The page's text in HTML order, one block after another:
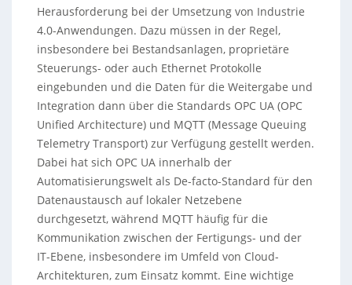
Herausforderung bei der Umsetzung von Industrie
4.0-Anwendungen. Dazu müssen in der Regel,
insbesondere bei Bestandsanlagen, proprietäre
Steuerungs- oder auch Ethernet Protokolle
eingebunden und die Daten für die Weitergabe und
Integration dann über die Standards OPC UA (OPC
Unified Architecture) und MQTT (Message Queuing
Telemetry Transport) zur Verfügung gestellt werden.
Dabei hat sich OPC UA innerhalb der
Automatisierungswelt als De-facto-Standard für den
Datenaustausch auf lokaler Netzebene
durchgesetzt, während MQTT häufig für die
Kommunikation zwischen der Fertigungs- und der
IT-Ebene, insbesondere im Umfeld von Cloud-
Architekturen, zum Einsatz kommt. Eine wichtige